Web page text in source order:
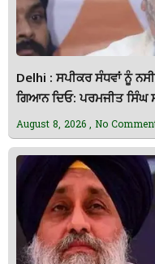
Delhi : ਸਪੀਕਰ ਸੰਧਵਾਂ ਨੂੰ
ਗਿਆਨ ਦਿਓ: ਪਰਮਜੀਤ ਸਿੰਘ
August 8, 2026 No